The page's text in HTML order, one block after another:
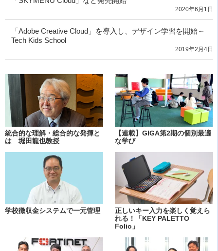
2020年6月1日
「Adobe Creative Cloud」を導入し、デザイン学習を開始～
Tech Kids School
2019年2月4日
統合的な理解・総合的な発揮と
は 堀田龍也教授
【連載】GIGA第2期の個別最適
な学び
学校徴収金システムで一元管理
正しいキー入力を楽しく覚えら
れる！「KEY PALETTO
Folio」